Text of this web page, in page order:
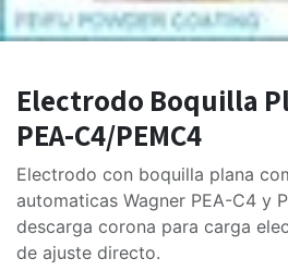
Electrodo Boquilla
PEA-C4/PEMC4
Electrodo con boquilla plana
automaticas Wagner PEA-C4 y
descarga corona para carga
de ajuste directo.